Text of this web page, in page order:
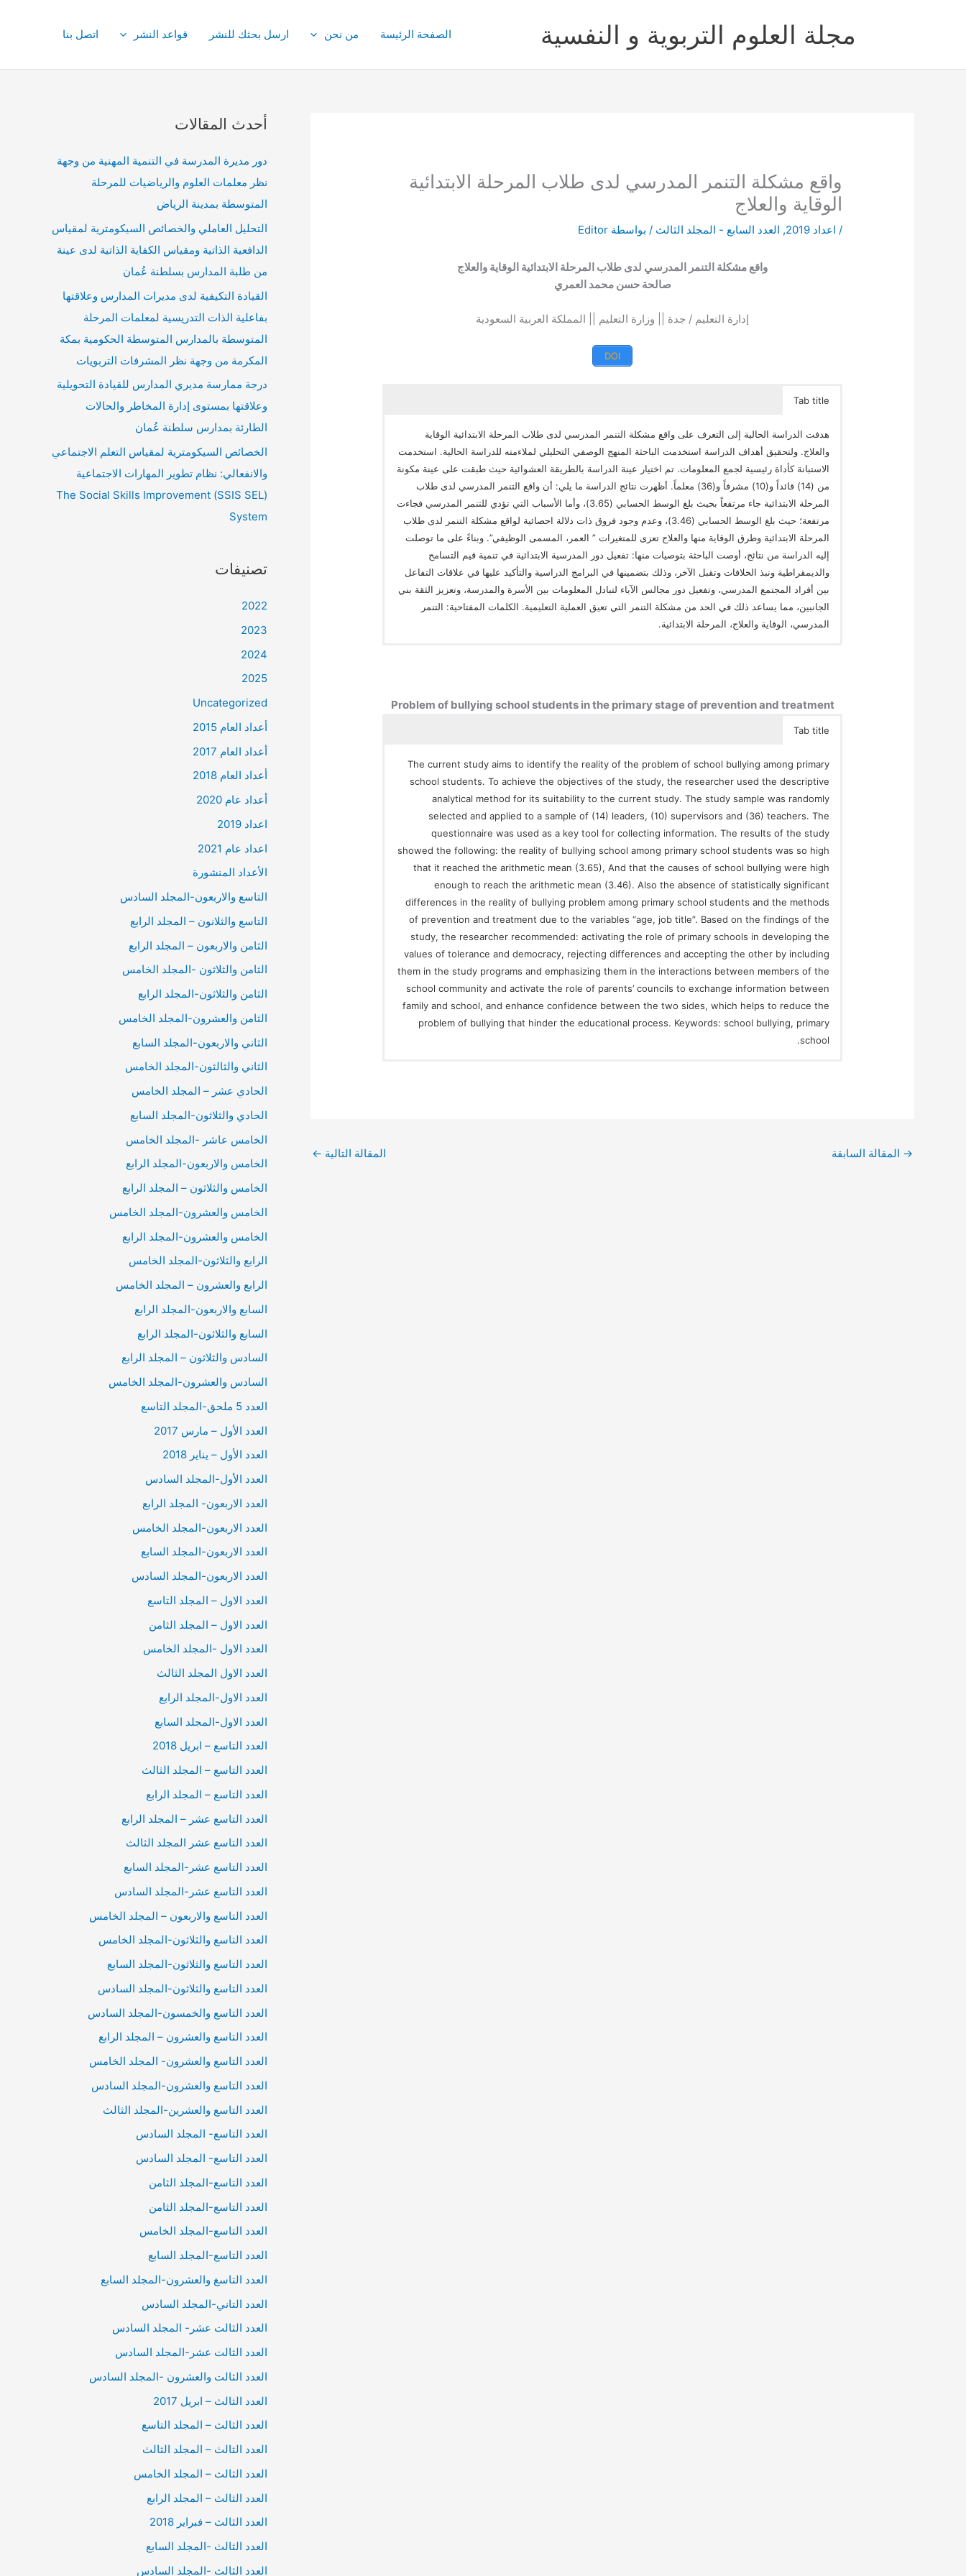
مجلة العلوم التربوية و النفسية الصفحة الرئيسة من نحن ارسل بحثك للنشر قواعد النشر اتصل بنا
واقع مشكلة التنمر المدرسي لدى طلاب المرحلة الابتدائية
الوقاية والعلاج
/ اعداد 2019 , العدد السابع - المجلد الثالث / بواسطة Editor
واقع مشكلة التنمر المدرسي لدى طلاب المرحلة الابتدائية الوقاية والعلاج
صالحة حسن محمد العمري
إدارة التعليم / جدة || وزارة التعليم || المملكة العربية السعودية
DOI
Tab title
هدفت الدراسة الحالية إلى التعرف على واقع مشكلة التنمر المدرسي لدى طلاب المرحلة الابتدائية الوقاية
والعلاج. ولتحقيق أهداف الدراسة استخدمت الباحثة المنهج الوصفي التحليلي لملاءمته للدراسة الحالية. استخدمت
الاستبانة كأداة رئيسية لجمع المعلومات. تم اختيار عينة الدراسة بالطريقة العشوائية حيث طبقت على عينة مكونة
من (14) قائداً و(10) مشرفاً و(36) معلماً. أظهرت نتائج الدراسة ما يلي: أن واقع التنمر المدرسي لدى طلاب
المرحلة الابتدائية جاء مرتفعاً بحيث بلغ الوسط الحسابي (3.65)، وأما الأسباب التي تؤدي للتنمر المدرسي فجاءت
مرتفعة؛ حيث بلغ الوسط الحسابي (3.46)، وعدم وجود فروق ذات دلالة احصائية لواقع مشكلة التنمر لدى طلاب
المرحلة الابتدائية وطرق الوقاية منها والعلاج تعزى للمتغيرات ” العمر، المسمى الوظيفي”. وبناءً على ما توصلت
إليه الدراسة من نتائج، أوصت الباحثة بتوصيات منها: تفعيل دور المدرسية الابتدائية في تنمية قيم التسامح
والديمقراطية ونبذ الخلافات وتقبل الآخر، وذلك بتضمينها في البرامج الدراسية والتأكيد عليها في علاقات التفاعل
بين أفراد المجتمع المدرسي، وتفعيل دور مجالس الآباء لتبادل المعلومات بين الأسرة والمدرسة، وتعزيز الثقة بني
الجانبين، مما يساعد ذلك في الحد من مشكلة التنمر التي تعيق العملية التعليمية. الكلمات المفتاحية: التنمر
المدرسي، الوقاية والعلاج، المرحلة الابتدائية.
Problem of bullying school students in the primary stage of prevention and treatment
Tab title
The current study aims to identify the reality of the problem of school bullying among primary
school students. To achieve the objectives of the study, the researcher used the descriptive
analytical method for its suitability to the current study. The study sample was randomly
selected and applied to a sample of (14) leaders, (10) supervisors and (36) teachers. The
questionnaire was used as a key tool for collecting information. The results of the study
showed the following: the reality of bullying school among primary school students was so high
that it reached the arithmetic mean (3.65), And that the causes of school bullying were high
enough to reach the arithmetic mean (3.46). Also the absence of statistically significant
differences in the reality of bullying problem among primary school students and the methods
of prevention and treatment due to the variables “age, job title”. Based on the findings of the
study, the researcher recommended: activating the role of primary schools in developing the
values ​​of tolerance and democracy, rejecting differences and accepting the other by including
them in the study programs and emphasizing them in the interactions between members of the
school community and activate the role of parents’ councils to exchange information between
family and school, and enhance confidence between the two sides, which helps to reduce the
problem of bullying that hinder the educational process. Keywords: school bullying, primary
school.
→ المقالة السابقة المقالة التالية ←
أحدث المقالات
دور مديرة المدرسة في التنمية المهنية من وجهة
نظر معلمات العلوم والرياضيات للمرحلة
المتوسطة بمدينة الرياض
التحليل العاملي والخصائص السيكومترية لمقياس
الدافعية الذاتية ومقياس الكفاية الذاتية لدى عينة
من طلبة المدارس بسلطنة عُمان
القيادة التكيفية لدى مديرات المدارس وعلاقتها
بفاعلية الذات التدريسية لمعلمات المرحلة
المتوسطة بالمدارس المتوسطة الحكومية بمكة
المكرمة من وجهة نظر المشرفات التربويات
درجة ممارسة مديري المدارس للقيادة التحويلية
وعلاقتها بمستوى إدارة المخاطر والحالات
الطارئة بمدارس سلطنة عُمان
الخصائص السيكومترية لمقياس التعلم الاجتماعي
والانفعالي: نظام تطوير المهارات الاجتماعية
(SSIS SEL) The Social Skills Improvement
System
تصنيفات
2022
2023
2024
2025
Uncategorized
أعداد العام 2015
أعداد العام 2017
أعداد العام 2018
أعداد عام 2020
اعداد 2019
اعداد عام 2021
الأعداد المنشورة
التاسع والاربعون-المجلد السادس
التاسع والثلانون – المجلد الرابع
الثامن والاربعون – المجلد الرابع
الثامن والثلاثون -المجلد الخامس
الثامن والثلاثون-المجلد الرابع
الثامن والعشرون-المجلد الخامس
الثاني والاربعون-المجلد السابع
الثاني والثالثون-المجلد الخامس
الحادي عشر – المجلد الخامس
الحادي والثلاثون-المجلد السابع
الخامس عاشر -المجلد الخامس
الخامس والاربعون-المجلد الرابع
الخامس والثلاثون – المجلد الرابع
الخامس والعشرون-المجلد الخامس
الخامس والعشرون-المجلد الرابع
الرابع والثلاثون-المجلد الخامس
الرابع والعشرون – المجلد الخامس
السابع والاربعون-المجلد الرابع
السابع والثلاثون-المجلد الرابع
السادس والثلاثون – المجلد الرابع
السادس والعشرون-المجلد الخامس
العدد 5 ملحق-المجلد التاسع
العدد الأول – مارس 2017
العدد الأول – يناير 2018
العدد الأول-المجلد السادس
العدد الاربعون- المجلد الرابع
العدد الاربعون-المجلد الخامس
العدد الاربعون-المجلد السابع
العدد الاربعون-المجلد السادس
العدد الاول – المجلد التاسع
العدد الاول – المجلد الثامن
العدد الاول -المجلد الخامس
العدد الاول المجلد الثالث
العدد الاول-المجلد الرابع
العدد الاول-المجلد السابع
العدد التاسع – ابريل 2018
العدد التاسع – المجلد الثالث
العدد التاسع – المجلد الرابع
العدد التاسع عشر – المجلد الرابع
العدد التاسع عشر المجلد الثالث
العدد التاسع عشر-المجلد السابع
العدد التاسع عشر-المجلد السادس
العدد التاسع والاربعون – المجلد الخامس
العدد التاسع والثلاثون-المجلد الخامس
العدد التاسع والثلاثون-المجلد السابع
العدد التاسع والثلاثون-المجلد السادس
العدد التاسع والخمسون-المجلد السادس
العدد التاسع والعشرون – المجلد الرابع
العدد التاسع والعشرون- المجلد الخامس
العدد التاسع والعشرون-المجلد السادس
العدد التاسع والعشرين-المجلد الثالث
العدد التاسع- المجلد السادس
العدد التاسع- المجلد السادس
العدد التاسع-المجلد الثامن
العدد التاسع-المجلد الثامن
العدد التاسع-المجلد الخامس
العدد التاسع-المجلد السابع
العدد التاسغ والعشرون-المجلد السابع
العدد التاني-المجلد السادس
العدد الثالت عشر- المجلد السادس
العدد الثالت عشر-المجلد السادس
العدد الثالت والعشرون -المجلد السادس
العدد الثالث – ابريل 2017
العدد الثالث – المجلد التاسع
العدد الثالث – المجلد الثالث
العدد الثالث – المجلد الخامس
العدد الثالث – المجلد الرابع
العدد الثالث – فبراير 2018
العدد الثالث -المجلد السابع
العدد الثالث -المجلد السادس